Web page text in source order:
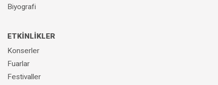
Biyografi
ETKİNLİKLER
Konserler
Fuarlar
Festivaller